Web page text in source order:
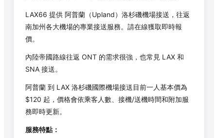
LAX66 提供 阿普蘭 （Upland）洛杉磯機場接送，往返
南加州各大機場的專業接送服務。請在線獲取即時報
價。
內陸帝國路線往返 ONT 的需求很強，也常見 LAX 和
SNA 接送。
阿普蘭 到 LAX 洛杉磯國際機場接送目前一人基本價為
$120 起，價格會依乘客人數、接機/送機時間和附加服
務即時更新。
服務特點：